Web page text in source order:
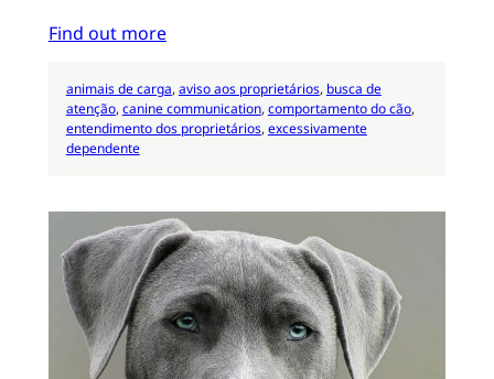
Find out more
animais de carga, aviso aos proprietários, busca de
atenção, canine communication, comportamento do cão
entendimento dos proprietários, excessivamente
dependente